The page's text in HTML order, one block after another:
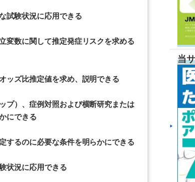
試験状況に応用できる
変数に関して推定発症リスクを求める
ッズ比推定値を求め、説明できる
プ）、症例対照および横断研究または
にできる
するのに必要な条件を明らかにできる
状況に応用できる
当